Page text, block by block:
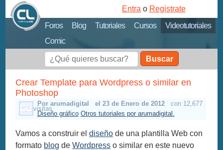
Foros Blog Tutoriales Cursos
Videotutoriales
Comic
Entra o Registrate
Buscar
Crear Template para Wordpress o similar en
Photoshop
Por arumadigital el 23 de Enero de 2012 con 12,677
visitas
Diseño gráfico Otros tutoriales por arumadigital.
Vamos a construir eldiseño de una plantilla Web con
formato blog deWordpress o similar en este nuevo